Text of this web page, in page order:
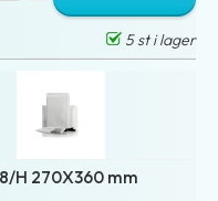
5 st i lager
H 270X360 mm